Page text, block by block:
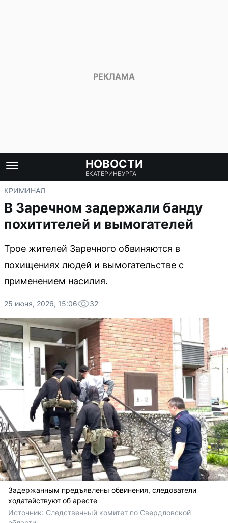
НОВОСТИ
ЕКАТЕРИНБУРГА
КРИМИНАЛ
В Заречном задержали банду
похитителей и вымогателей
Трое жителей Заречного обвиняются в
похищениях людей и вымогательстве с
применением насилия.
25 июня, 2026, 15:06 32
Задержанным предъявлены обвинения, следователи
ходатайствуют об аресте
Источник: Следственный комитет по Свердловской